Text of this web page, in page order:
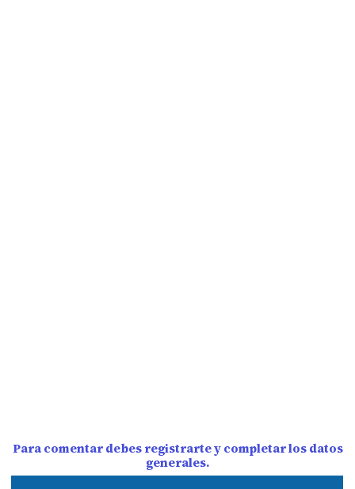
Para comentar debes registrarte y completar los datos
generales.